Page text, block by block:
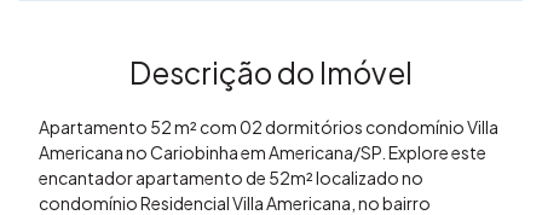
Descrição do Imóvel
Apartamento 52 m² com 02 dormitórios condomínio Villa
Americana no Cariobinha em Americana/SP. Explore este
encantador apartamento de 52m² localizado no
condomínio Residencial Villa Americana, no bairro